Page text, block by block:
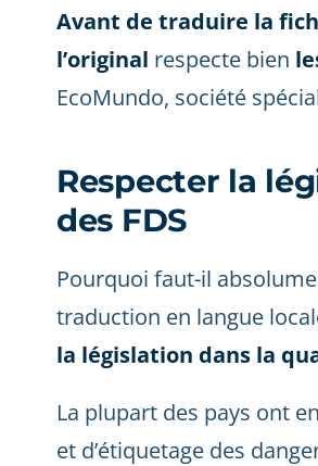
Avant de traduire la
l’original respecte bien
EcoMundo, société
Respecter la
des FDS
Pourquoi faut-il
traduction en langue
la législation dans la
La plupart des pays ont
et d’étiquetage des